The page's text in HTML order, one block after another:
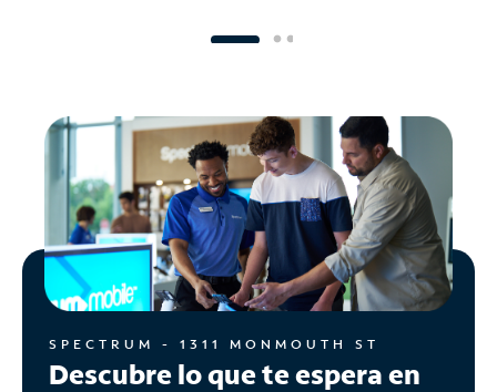
SPECTRUM - 1311 MONMOUTH ST
Descubre lo que te espera en